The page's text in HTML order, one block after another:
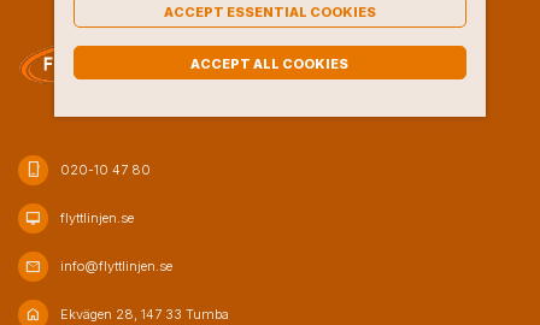
phone_iphone 020-10 47 80
desktop_mac flyttlinjen.se
mail info@flyttlinjen.se
home Ekvägen 28, 147 33 Tumba
ACCEPT ESSENTIAL COOKIES
ACCEPT ALL COOKIES